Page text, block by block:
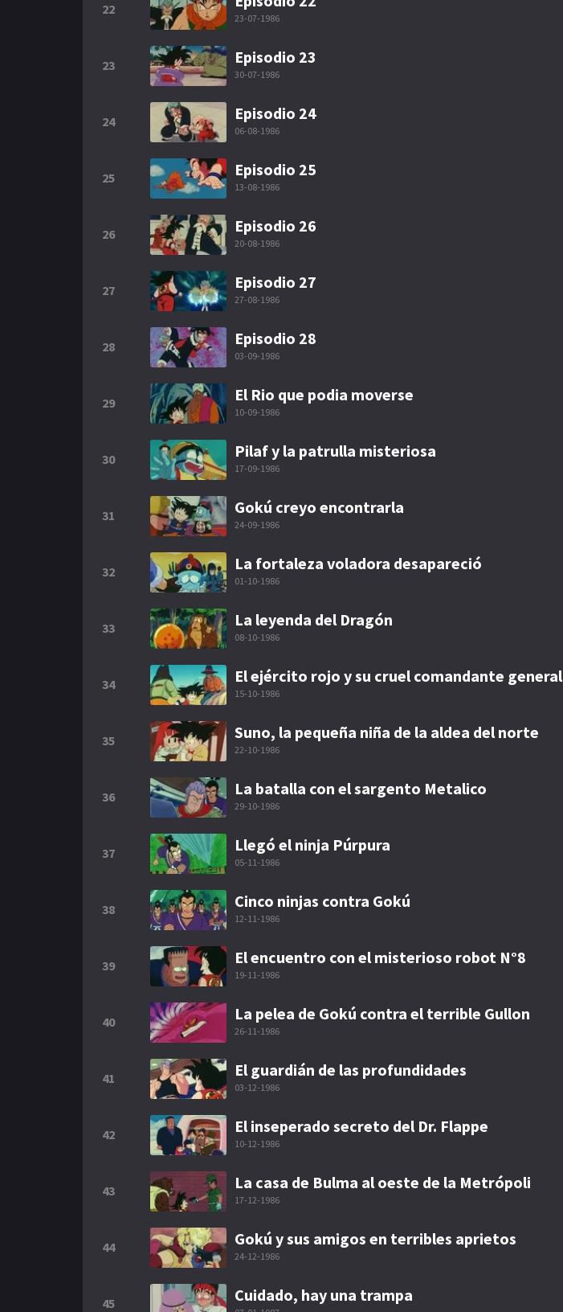
22
23-07-1986
23 Episodio 23
30-07-1986
24 Episodio 24
06-08-1986
25 Episodio 25
13-08-1986
26 Episodio 26
20-08-1986
27 Episodio 27
27-08-1986
28 Episodio 28
03-09-1986
29 El Rio que podia moverse
10-09-1986
30 Pilaf y la patrulla misteriosa
17-09-1986
31 Gokú creyo encontrarla
24-09-1986
32 La fortaleza voladora desapareció
01-10-1986
33 La leyenda del Dragón
08-10-1986
34 El ejército rojo y su cruel comandante general
15-10-1986
35 Suno, la pequeña niña de la aldea del norte
22-10-1986
36 La batalla con el sargento Metalico
29-10-1986
37 Llegó el ninja Púrpura
05-11-1986
38 Cinco ninjas contra Gokú
12-11-1986
39 El encuentro con el misterioso robot N°8
19-11-1986
40 La pelea de Gokú contra el terrible Gullon
26-11-1986
41 El guardián de las profundidades
03-12-1986
42 El inseperado secreto del Dr. Flappe
10-12-1986
43 La casa de Bulma al oeste de la Metrópoli
17-12-1986
44 Gokú y sus amigos en terribles aprietos
24-12-1986
45 Cuidado, hay una trampa